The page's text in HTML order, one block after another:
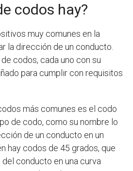
codos hay?
muy comunes en la
la dirección de un conducto.
codos, cada uno con su
para cumplir con requisitos
más comunes es el codo
de codo, como su nombre lo
de un conducto en un
hay codos de 45 grados, que
conducto en una curva